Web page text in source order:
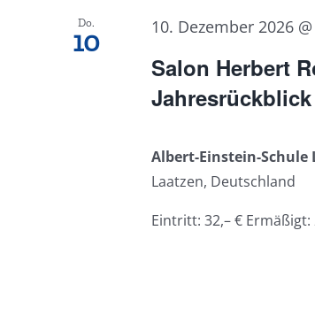
Do.
10
Salon Herbert
10. Dezember 2026
Albert-Einstein-Schule
Laatzen, Deutschland
Eintritt: 32,– €